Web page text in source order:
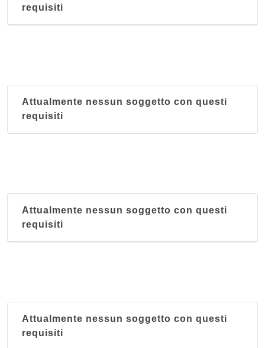
requisiti
Attualmente nessun soggetto con questi
requisiti
Attualmente nessun soggetto con questi
requisiti
Attualmente nessun soggetto con questi
requisiti